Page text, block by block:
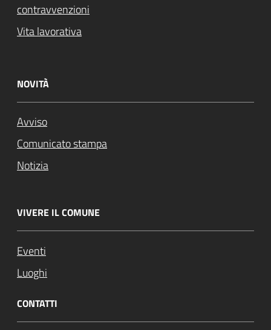
contravvenzioni
Vita lavorativa
NOVITÀ
Avviso
Comunicato stampa
Notizia
VIVERE IL COMUNE
Eventi
Luoghi
CONTATTI